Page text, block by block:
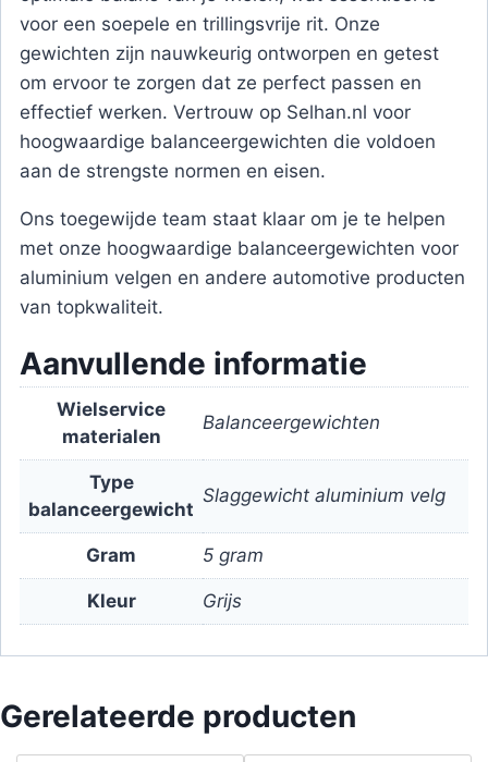
voor een soepele en trillingsvrije rit. Onze
gewichten zijn nauwkeurig ontworpen en getest
om ervoor te zorgen dat ze perfect passen en
effectief werken. Vertrouw op Selhan.nl voor
hoogwaardige balanceergewichten die voldoen
aan de strengste normen en eisen.
Ons toegewijde team staat klaar om je te helpen
met onze hoogwaardige balanceergewichten voor
aluminium velgen en andere automotive producten
van topkwaliteit.
Aanvullende informatie
Wielservice
materialen
Balanceergewichten
Type
balanceergewicht
Slaggewicht aluminium velg
Gram 5 gram
Kleur Grijs
Gerelateerde producten